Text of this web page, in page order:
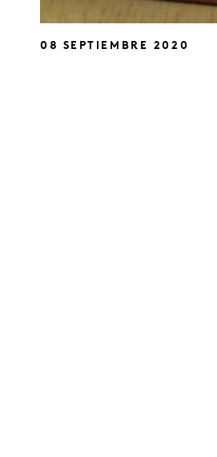
08 SEPTIEMBRE 2020